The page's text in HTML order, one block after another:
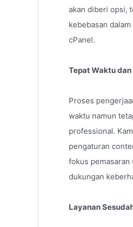
akan diberi opsi,
kebebasan
cPanel.
Tepat Waktu
Proses
waktu namun
professional.
pengaturan
fokus
dukungan
Layanan